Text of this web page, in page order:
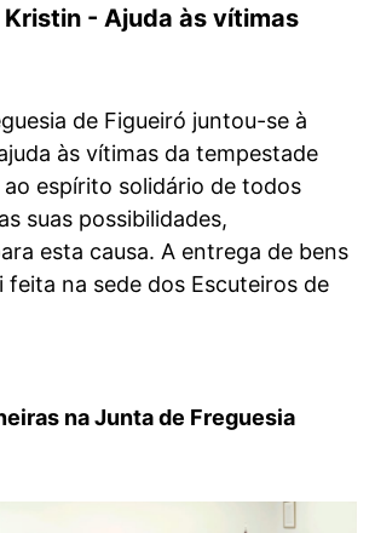
- Ajuda às vítimas
de Figueiró juntou-se à
às vítimas da tempestade
espírito solidário de todos
suas possibilidades,
esta causa. A entrega de bens
na sede dos Escuteiros de
na Junta de Freguesia